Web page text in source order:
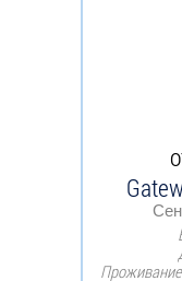
Проживание: